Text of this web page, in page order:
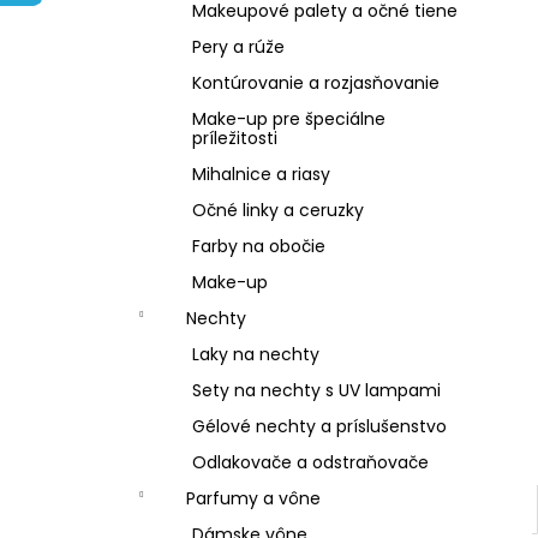
Makeupové palety a očné tiene
Pery a rúže
Kontúrovanie a rozjasňovanie
Make-up pre špeciálne
príležitosti
Mihalnice a riasy
Očné linky a ceruzky
Farby na obočie
Make-up
Nechty
Laky na nechty
Sety na nechty s UV lampami
Gélové nechty a príslušenstvo
Odlakovače a odstraňovače
Parfumy a vône
NZ DERMOCOSMETICS ROSACEA –
DERMOKOZMETICKÝ KRÉM NA REDUKCIU
ZAČERVENANIA A POSILNENIE CIEVOK
€9,99